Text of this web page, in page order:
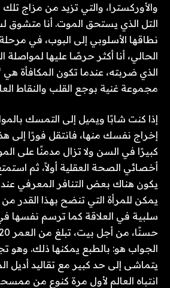
والأوركسترا، والتي تزيد من مزاج تلك
التل الذي يستحق الموت. أنا متشوق
نطاقها الأسلوبي إلى البوب، في
الحالي، أنا أكثر حرصًا عليها لمواصلة
الذي ضربته، عندما تكون المكافأة هي
مجموعة غنية بوجع القلب والنقاط
إذا كنت شابًا ويميل إلى التمسك
إخراج نفسك منها، فانتقل فورًا إلى هذا
كبيرًا في السن ولا تزال مدمنًا على
أخصائي الصحة العقلية أولاً، ثم
يكون هناك بعض التنافر المعرفي
يمكن للمرأة التي تنضح بهذا القدر من
سلبية في العلاقة كما ترسم نفسها
الجواب هو: بالطبع يمكنها ذلك. وهو
يتماشى إلى حد كبير مع تقاليد أديل
انتباه العالم لأول مرة كنوع من